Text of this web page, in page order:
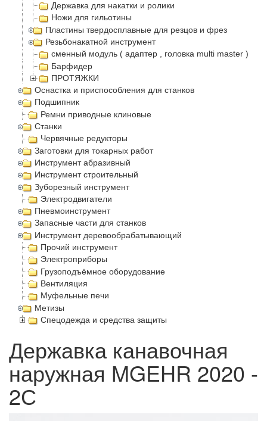
Державка для накатки и ролики
Ножи для гильотины
Пластины твердосплавные для резцов и фрез
Резьбонакатной инструмент
сменный модуль ( адаптер , головка multi master )
Барфидер
ПРОТЯЖКИ
Оснастка и приспособления для станков
Подшипник
Ремни приводные клиновые
Станки
Червячные редукторы
Заготовки для токарных работ
Инструмент абразивный
Инструмент строительный
Зуборезный инструмент
Электродвигатели
Пневмоинструмент
Запасные части для станков
Инструмент деревообрабатывающий
Прочий инструмент
Электроприборы
Грузоподъёмное оборудование
Вентиляция
Муфельные печи
Метизы
Спецодежда и средства защиты
Державка канавочная
наружная MGEHR 2020 -
2С